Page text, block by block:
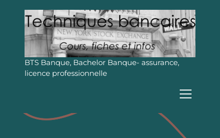
BTS Banque, Bachelor Banque- assurance,
licence professionnelle